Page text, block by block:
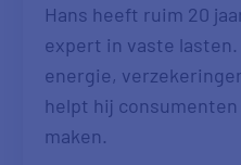
Hans heeft ruim 20
expert in vaste
energie,
helpt hij
maken.